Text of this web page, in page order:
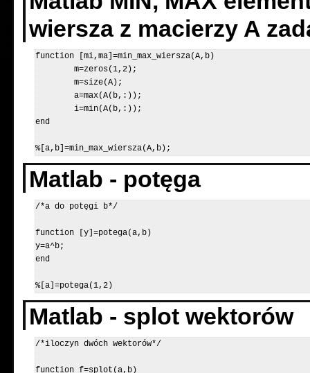
wiersza z macierzy A
function [mi,ma]=min_max_wiersza(A,b)
end
Matlab - potęga
/*a do potęgi b*/
function [y]=potega(a,b)
y=a^b;
end
%[a]=potega(1,2)
Matlab - splot wektorów
/*iloczyn dwóch wektorów*/
function f=splot(a,b)